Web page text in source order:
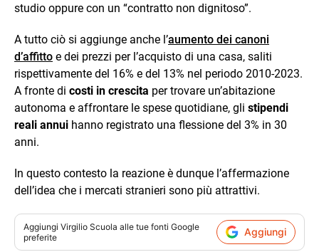
studio oppure con un “contratto non dignitoso”.
A tutto ciò si aggiunge anche l’aumento dei canoni
d’affitto e dei prezzi per l’acquisto di una casa, saliti
rispettivamente del 16% e del 13% nel periodo 2010-2023.
A fronte di costi in crescita per trovare un’abitazione
autonoma e affrontare le spese quotidiane, gli stipendi
reali annui hanno registrato una flessione del 3% in 30
anni.
In questo contesto la reazione è dunque l’affermazione
dell’idea che i mercati stranieri sono più attrattivi.
Aggiungi Virgilio Scuola alle tue fonti Google
preferite
Aggiungi